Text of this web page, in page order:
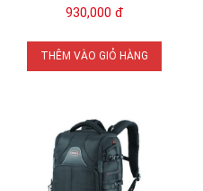
Tay cầm thoáng khí
930,000 đ
THÊM VÀO GIỎ HÀNG